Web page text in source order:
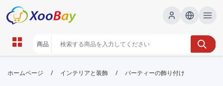
パーティーの飾り付け | XOOBAY
ホームページ / インテリアと装飾 / パーティーの飾り付け